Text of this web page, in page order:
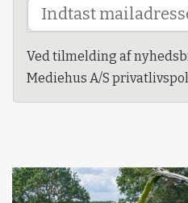
Ved tilmelding af
Mediehus A/S